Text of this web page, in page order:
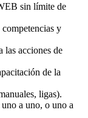
sin límite de
y
las acciones de
de la
ligas).
a uno, o uno a